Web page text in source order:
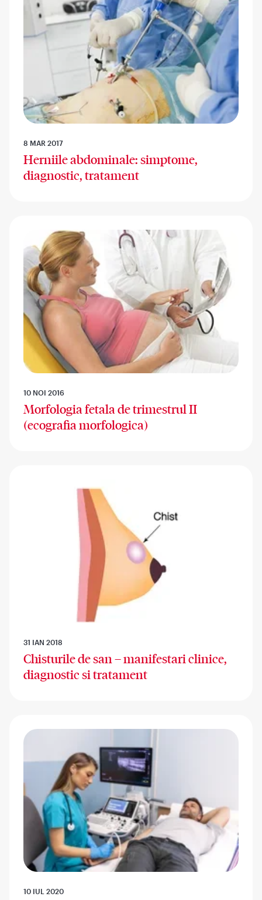
8 MAR 2017
Herniile abdominale: simptome,
diagnostic, tratament
10 NOI 2016
Morfologia fetala de trimestrul II
(ecografia morfologica)
31 IAN 2018
Chisturile de san – manifestari clinice,
diagnostic si tratament
10 IUL 2020